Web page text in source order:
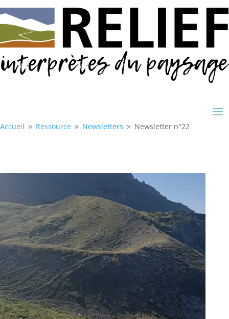
Accueil 9 Ressource 9 Newsletters 9 Newsletter n°22